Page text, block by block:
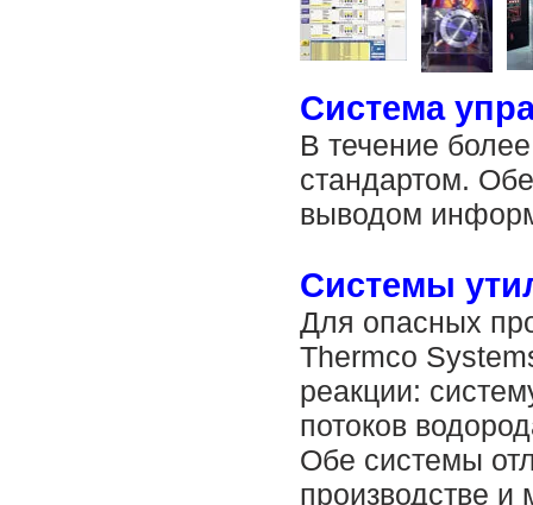
Система
В течение
стандартом.
выводом
Системы
Для опасных
Thermco
реакции:
потоков
Обе системы
производстве